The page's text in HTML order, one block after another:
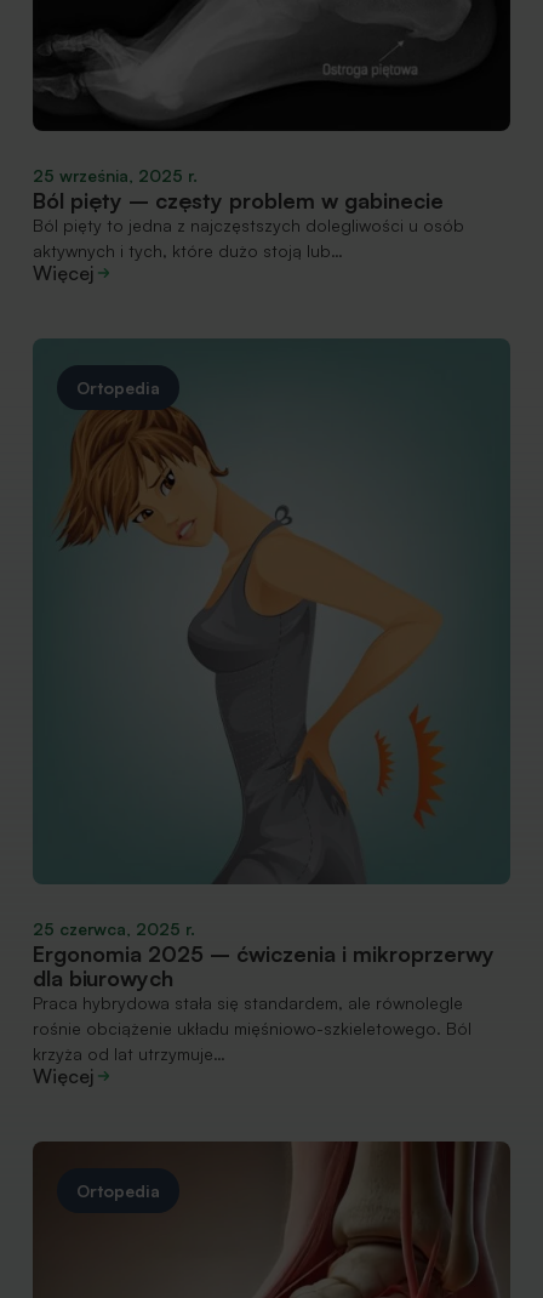
25 września, 2025 r.
Ból pięty – częsty problem w gabinecie
Ból pięty to jedna z najczęstszych dolegliwości u osób
aktywnych i tych, które dużo stoją lub…
Więcej
Ortopedia
25 czerwca, 2025 r.
Ergonomia 2025 – ćwiczenia i mikroprzerwy
dla biurowych
Praca hybrydowa stała się standardem, ale równolegle
rośnie obciążenie układu mięśniowo-szkieletowego. Ból
krzyża od lat utrzymuje…
Więcej
Ortopedia